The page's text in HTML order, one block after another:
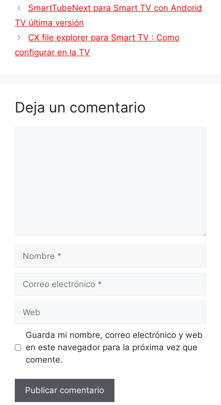
SmartTubeNext para Smart TV con Andorid
TV última versión
CX file explorer para Smart TV : Como
configurar en la TV
Deja un comentario
Nombre
Correo
Web
Guarda mi nombre, correo electrónico y web
en este navegador para la próxima vez que
comente.